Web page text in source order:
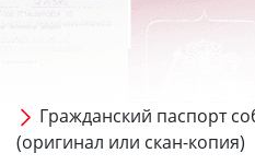
Гражданский паспорт
(оригинал или скан-копия)